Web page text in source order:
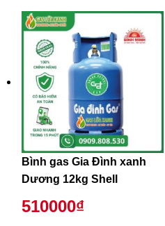
Bình gas Gia Đình xanh
Dương 12kg Shell
510000₫